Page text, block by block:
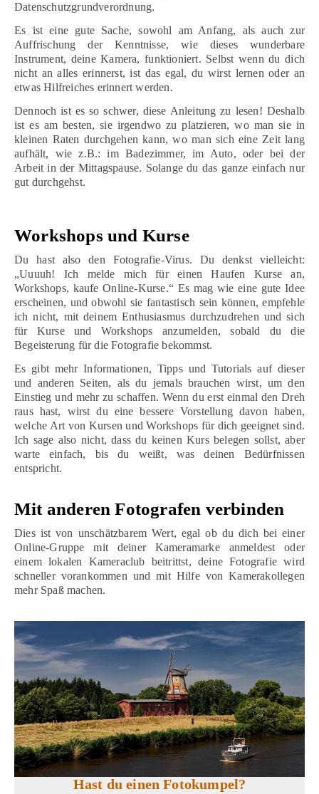
Datenschutzgrundverordnung.
Es ist eine gute Sache, sowohl am Anfang, als auch zur
Auffrischung der Kenntnisse, wie dieses wunderbare
Instrument, deine Kamera, funktioniert. Selbst wenn du dich
nicht an alles erinnerst, ist das egal, du wirst lernen oder an
etwas Hilfreiches erinnert werden.
Dennoch ist es so schwer, diese Anleitung zu lesen! Deshalb
ist es am besten, sie irgendwo zu platzieren, wo man sie in
kleinen Raten durchgehen kann, wo man sich eine Zeit lang
aufhält, wie z.B.: im Badezimmer, im Auto, oder bei der
Arbeit in der Mittagspause. Solange du das ganze einfach nur
gut durchgehst.
Workshops und Kurse
Du hast also den Fotografie-Virus. Du denkst vielleicht:
„Uuuuh! Ich melde mich für einen Haufen Kurse an,
Workshops, kaufe Online-Kurse.“ Es mag wie eine gute Idee
erscheinen, und obwohl sie fantastisch sein können, empfehle
ich nicht, mit deinem Enthusiasmus durchzudrehen und sich
für Kurse und Workshops anzumelden, sobald du die
Begeisterung für die Fotografie bekommst.
Es gibt mehr Informationen, Tipps und Tutorials auf dieser
und anderen Seiten, als du jemals brauchen wirst, um den
Einstieg und mehr zu schaffen. Wenn du erst einmal den Dreh
raus hast, wirst du eine bessere Vorstellung davon haben,
welche Art von Kursen und Workshops für dich geeignet sind.
Ich sage also nicht, dass du keinen Kurs belegen sollst, aber
warte einfach, bis du weißt, was deinen Bedürfnissen
entspricht.
Mit anderen Fotografen verbinden
Dies ist von unschätzbarem Wert, egal ob du dich bei einer
Online-Gruppe mit deiner Kameramarke anmeldest oder
einem lokalen Kameraclub beitrittst, deine Fotografie wird
schneller vorankommen und mit Hilfe von Kamerakollegen
mehr Spaß machen.
Hast du einen Fotokumpel?